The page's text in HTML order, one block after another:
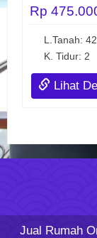
Rp
L.Tanah:
K. Tidur: 2
Lihat
Jual Rumah